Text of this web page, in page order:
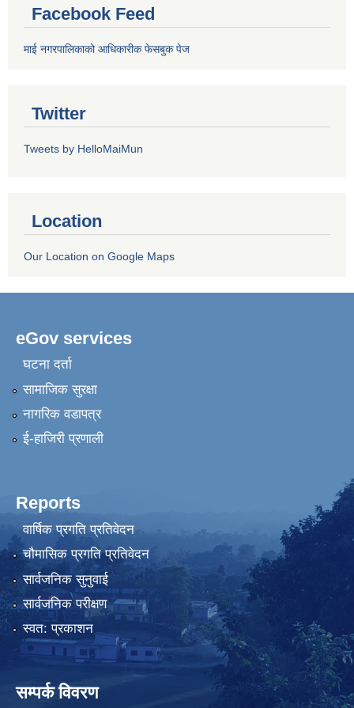
Facebook Feed
माई नगरपालिकाको आधिकारीक फेसबुक पेज
Twitter
Tweets by HelloMaiMun
Location
Our Location on Google Maps
eGov services
घटना दर्ता
सामाजिक सुरक्षा
नागरिक वडापत्र
ई-हाजिरी प्रणाली
Reports
वार्षिक प्रगति प्रतिवेदन
चौमासिक प्रगति प्रतिवेदन
सार्वजनिक सुनुवाई
सार्वजनिक परीक्षण
स्वत: प्रकाशन
सम्पर्क विवरण